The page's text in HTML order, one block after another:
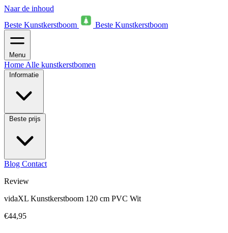
Naar de inhoud
Beste Kunstkerstboom
Beste Kunstkerstboom
Menu
Home Alle kunstkerstbomen
Informatie
Beste prijs
Blog Contact
Review
vidaXL Kunstkerstboom 120 cm PVC Wit
€44,95